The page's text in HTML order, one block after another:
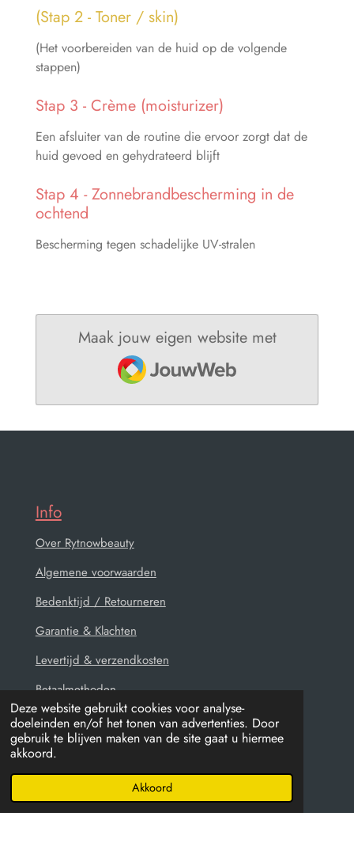
Deze website gebruikt cookies voor analyse-
doeleinden en/of het tonen van advertenties. Door
gebruik te blijven maken van de site gaat u hiermee
akkoord.
Akkoord
(Stap 2 - Toner / skin)
(Het voorbereiden van de huid op de volgende
stappen)
Stap 3 - Crème (moisturizer)
Een afsluiter van de routine die ervoor zorgt dat de
huid gevoed en gehydrateerd blijft
Stap 4 -Zonnebrandbescherming in de
ochtend
Bescherming tegen schadelijke UV-stralen
Maak jouw eigen website met
JouwWeb
Info
Over Rytnowbeauty
Algemene voorwaarden
Bedenktijd / Retourneren
Garantie & Klachten
Levertijd & verzendkosten
Betaalmethoden
Privacy Policy
Contact